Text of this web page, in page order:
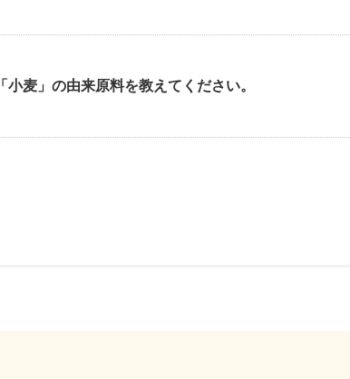
麦」の由来原料を教えてください。